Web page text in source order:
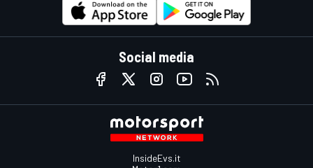
Social media
InsideEvs.it